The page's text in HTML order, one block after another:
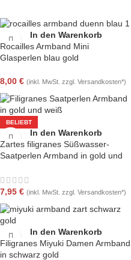
In den Warenkorb
Rocailles Armband Mini
Glasperlen blau gold
8,00 € (inkl. MwSt. zzgl. Versandkosten*)
BELIEBT
In den Warenkorb
Zartes filigranes Süßwasser-
Saatperlen Armband in gold und
7,95 € (inkl. MwSt. zzgl. Versandkosten*)
In den Warenkorb
Filigranes Miyuki Damen Armband
in schwarz gold